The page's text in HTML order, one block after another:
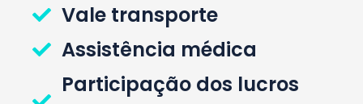
Vale transporte
Assistência médica
Participação dos lucros